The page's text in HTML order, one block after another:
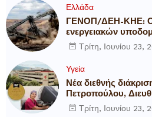
Ελλάδα
ΓΕΝΟΠ/ΔΕΗ-ΚΗΕ:
ενεργειακών
Τρίτη, Ιουνίου 23,
Υγεία
Νέα διεθνής
Πετροπούλου,
Metropolitan
Τρίτη, Ιουνίου 23,